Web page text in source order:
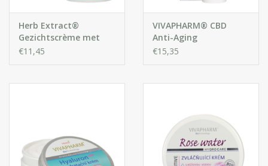
Herb Extract®
Gezichtscrème met
Cannabis Olie
€11,45
VIVAPHARM® CBD
Anti-Aging
Gezichtscrème voor de
€15,35